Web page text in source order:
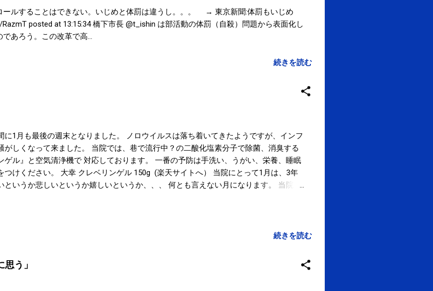
ールすることはできない。いじめと体罰は違うし。。。 → 東京新聞:体罰もいじめ
posted at 13:15:34 橋下市長 @t_ishin は部活動の体罰（自殺）問題から表面化し
あろう。この改革で高...
続きを読む
に1月も最後の週末となりました。 ノロウイルスは落ち着いてきたようですが、インフ
がしくなって来ました。 当院では、巷で流行中？の二酸化塩素分子で除菌、消臭する
ゲル』と空気清浄機で 対応しております。 一番の予防は手洗い、うがい、栄養、睡眠
つけください。 大幸 クレベリンゲル 150g (楽天サイトへ） 当院にとって1月は、3年
というか悲しいというか嬉しいというか、、、 何とも言えない月になります。 当院は
で開業6周年を迎えます。 7年目もしっかり、じっくり、やっていきたいと思います。
続きを読む
う」